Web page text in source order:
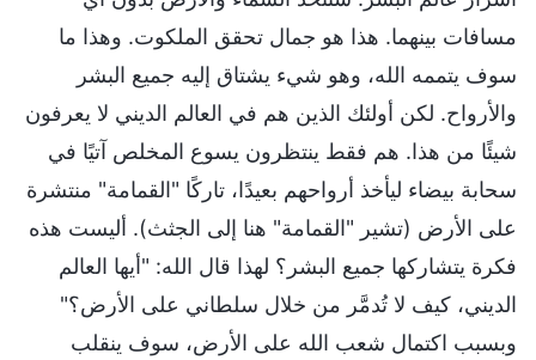
مسافات بينهما. هذا هو جمال تحقق الملكوت. وهذا ما
سوف يتممه الله، وهو شيء يشتاق إليه جميع البشر
والأرواح. لكن أولئك الذين هم في العالم الديني لا يعرفون
شيئًا من هذا. هم فقط ينتظرون يسوع المخلص آتيًا في
سحابة بيضاء ليأخذ أرواحهم بعيدًا، تاركًا "القمامة" منتشرة
على الأرض (تشير "القمامة" هنا إلى الجثث). أليست هذه
فكرة يتشاركها جميع البشر؟ لهذا قال الله: "أيها العالم
الديني، كيف لا تُدمَّر من خلال سلطاني على الأرض؟"
وبسبب اكتمال شعب الله على الأرض، سوف ينقلب